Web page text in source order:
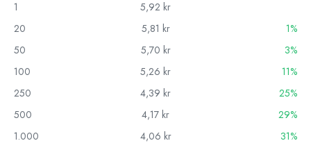
1
5,92 kr
20
5,81 kr
1%
50
5,70 kr
3%
100
5,26 kr
11%
250
4,39 kr
25%
500
4,17 kr
29%
1.000
4,06 kr
31%